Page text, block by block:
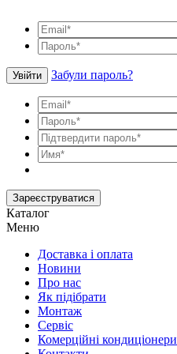
Увійти Забули пароль?
Зареєструватися
Каталог
Меню
Доставка і оплата
Новини
Про нас
Як підібрати
Монтаж
Сервіс
Комерційні кондиціонери